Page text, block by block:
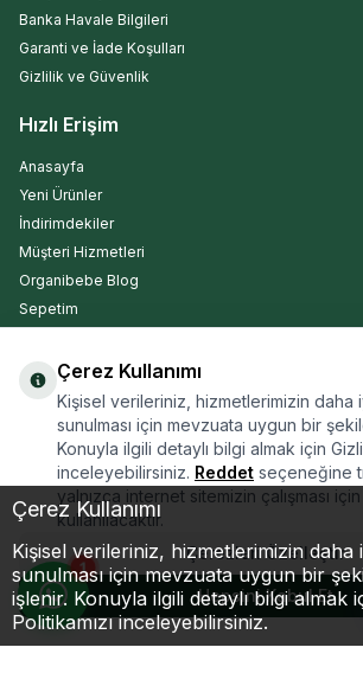
1
Çerez Kullanımı
Kişisel verileriniz, hizmetlerimizin daha
sunulması için mevzuata uygun bir
işlenir. Konuyla ilgili detaylı bilgi almak
Politikamızı inceleyebilirsiniz.
626,66TL470,00TL
Banka Havale Bilgileri
Garanti ve İade Koşulları
Gizlilik ve Güvenlik
Hızlı Erişim
Anasayfa
Yeni Ürünler
İndirimdekiler
Müşteri Hizmetleri
Organibebe Blog
Sepetim
Kargo Takip
ARA
Çerez Kullanımı
Kişisel verileriniz, hizmetlerimizin daha
sunulması için mevzuata uygun bir
Konuyla ilgili detaylı bilgi almak için
inceleyebilirsiniz. Reddet seçeneğine
yalnızca internet sitemizin çalışması
kullanılacaktır.
Çerezleri Özelleştir
Hepsini Kabul Et